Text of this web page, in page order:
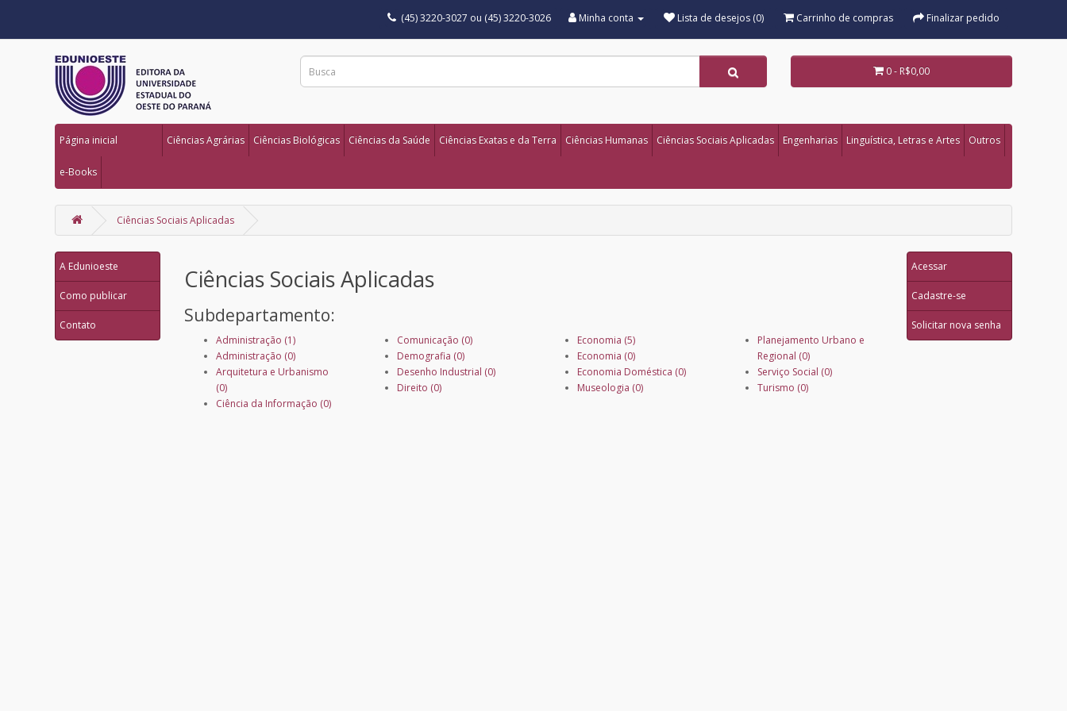
(45) 3220-3027 ou (45) 3220-3026 Minha conta Lista de desejos (0) Carrinho de compras Finalizar pedido
0 - R$0,00
Página inicial Ciências Agrárias Ciências Biológicas Ciências da Saúde Ciências Exatas e da Terra Ciências Humanas Ciências Sociais Aplicadas Engenharias Linguística, Letras e Artes Outros
e-Books
Ciências Sociais Aplicadas
A Edunioeste
Como publicar
Contato
Ciências Sociais Aplicadas
Subdepartamento:
Administração (1)
Administração (0)
Arquitetura e Urbanismo
(0)
Ciência da Informação (0)
Comunicação (0)
Demografia (0)
Desenho Industrial (0)
Direito (0)
Economia (5)
Economia (0)
Economia Doméstica (0)
Museologia (0)
Planejamento Urbano e
Regional (0)
Serviço Social (0)
Turismo (0)
Acessar
Cadastre-se
Solicitar nova senha